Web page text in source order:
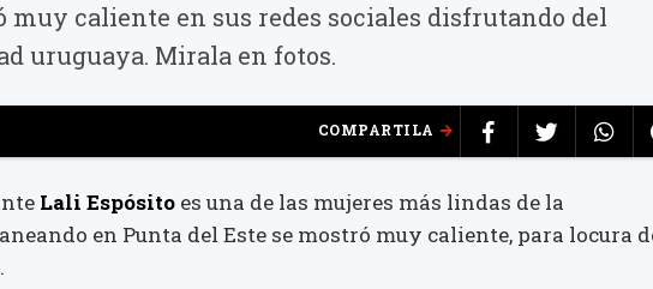
muy caliente en sus redes sociales disfrutando del
uruguaya. Mirala en fotos.
COMPARTILA
Lali Espósito es una de las mujeres más lindas de la
en Punta del Este se mostró muy caliente, para locura